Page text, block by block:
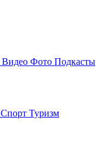
Видео Фото Подкасты
Спорт Туризм